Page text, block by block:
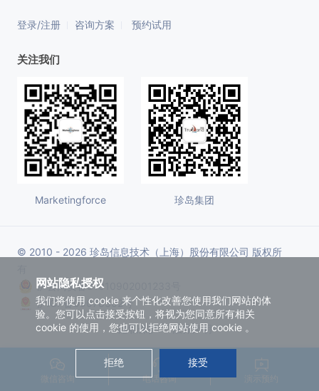
登录/注册 咨询方案 预约试用
关注我们
Marketingforce 珍岛集团
© 2010 - 2026 珍岛信息技术（上海）股份有限公司 版权所
沪公网安备31010902001233号
沪ICP备09078302号
隐私保护 法律声明
网站隐私授权
我们将使用 cookie 来个性化改善您使用我们网站的体
验。您可以点击接受按钮，将视为您同意所有相关
cookie 的使用，您也可以拒绝网站使用 cookie 。
拒绝 接受
电话咨询